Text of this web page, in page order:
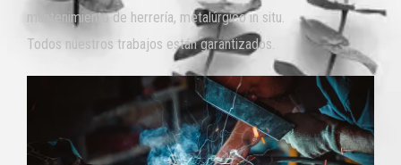
mantenimiento de herrería, metalúrgico in situ.
Todos nuestros trabajos están garantizados.